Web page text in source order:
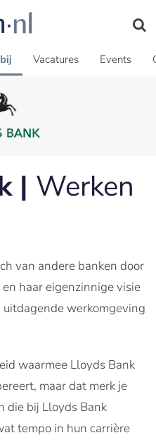
Vacatures Events
| Werken
van andere banken door
haar eigenzinnige visie
werkomgeving
waarmee Lloyds Bank
maar dat merk je
die bij Lloyds Bank
tempo in hun carrière